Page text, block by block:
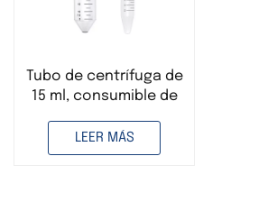
Tubo de centrífuga de
15 ml, consumible de
desechable de grado
médico, utilizado para
LEER MÁS